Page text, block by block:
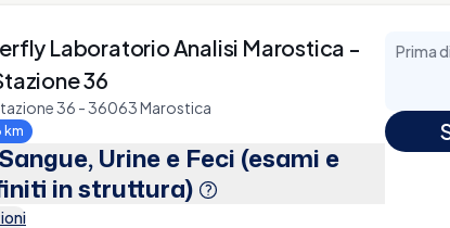
Laboratorio Analisi Marostica -
36
36 - 36063 Marostica
km
Urine e Feci (esami e
in struttura)
Prima